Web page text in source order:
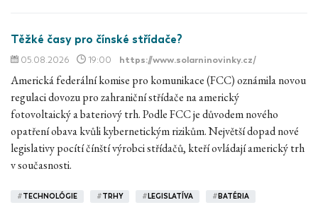
Těžké časy pro čínské střídače?
05.08.2026 19:00 https://www.solarninovinky.cz/
Americká federální komise pro komunikace (FCC) oznámila novou
regulaci dovozu pro zahraniční střídače na americký
fotovoltaický a bateriový trh. Podle FCC je důvodem nového
opatření obava kvůli kybernetickým rizikům. Největší dopad nové
legislativy pocítí čínští výrobci střídačů, kteří ovládají americký trh
v současnosti.
#TECHNOLÓGIE #TRHY # LEGISLATÍVA # BATÉRIA